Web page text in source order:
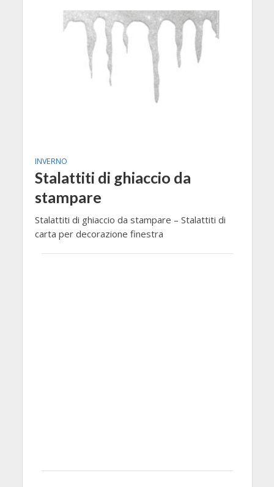
INVERNO
Stalattiti di ghiaccio da
stampare
Stalattiti di ghiaccio da stampare – Stalattiti di
carta per decorazione finestra